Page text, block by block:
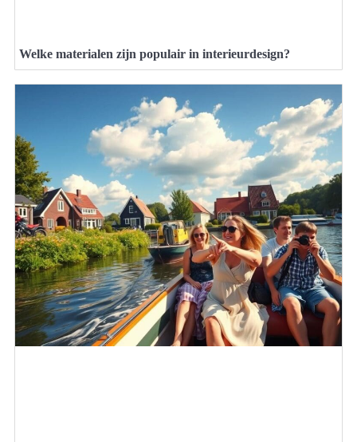
Welke materialen zijn populair in interieurdesign?